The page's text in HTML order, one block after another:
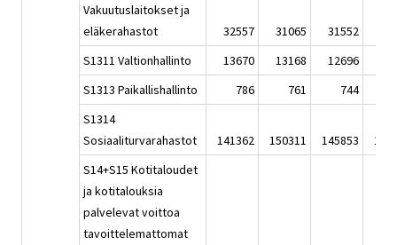
Vakuutuslaitokset ja
eläkerahastot
32557 31065 31552
S1311 Valtionhallinto
13670 13168 12696
S1313 Paikallishallinto
786 761 744
S1314
Sosiaaliturvarahastot
141362 150311 145853
S14+S15 Kotitaloudet
ja kotitalouksia
palvelevat voittoa
tavoittelemattomat